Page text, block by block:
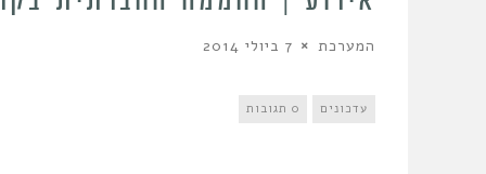
המערכת 7 ביולי 2014
עדכונים 0 תגובות